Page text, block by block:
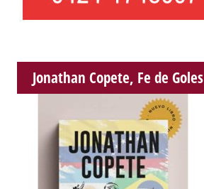
Jonathan Copete, Fe de Goles